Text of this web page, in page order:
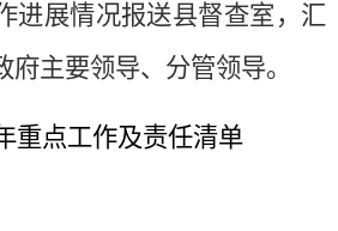
进展情况报送县督查室，汇
主要领导、分管领导。
重点工作及责任清单